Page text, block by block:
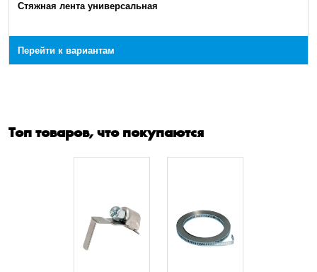
Стяжная лента универсальная
Перейти к вариантам
Топ товаров, что покупаются